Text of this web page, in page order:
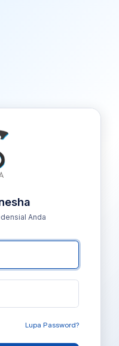
Anda
Lupa Password?